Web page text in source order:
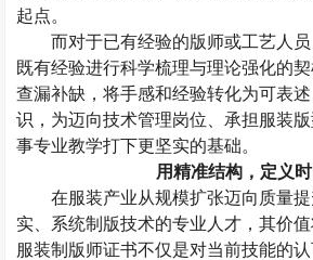
起点。
而对于已有经验的版师或工艺人
既有经验进行科学梳理与理论强化的
查漏补缺，将手感和经验转化为可表
识，为迈向技术管理岗位、承担 服装
事专业教学打下更坚实的基础。
用精准结构，定义
在服装产业从规模扩张迈向质量
实、系统制版技术的专业人才，其价
服装制版师证书不仅是对当前技能的